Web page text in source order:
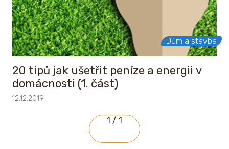
Dům a stavba
20 tipů jak ušetřit peníze a energii v
domácnosti (1. část)
12.12.2019
1 / 1